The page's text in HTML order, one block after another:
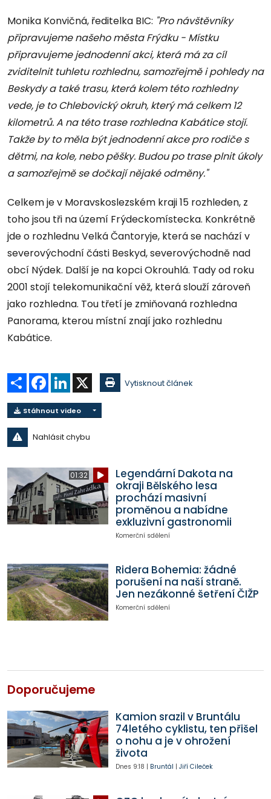
Monika Konvičná, ředitelka BIC: "Pro návštěvníky
připravujeme našeho města Frýdku - Místku
připravujeme jednodenní akci, která má za cíl
zviditelnit tuhletu rozhlednu, samozřejmě i pohledy na
Beskydy a také trasu, která kolem této rozhledny
vede, je to Chlebovický okruh, který má celkem 12
kilometrů. A na této trase rozhledna Kabátice stojí.
Takže by to měla být jednodenní akce pro rodiče s
dětmi, na kole, nebo pěšky. Budou po trase plnit úkoly
a samozřejmě se dočkají nějaké odměny."
Celkem je v Moravskoslezském kraji 15 rozhleden, z
toho jsou tři na území Frýdeckomístecka. Konkrétně
jde o rozhlednu Velká Čantoryje, která se nachází v
severovýchodní části Beskyd, severovýchodně nad
obcí Nýdek. Další je na kopci Okrouhlá. Tady od roku
2001 stojí telekomunikační věž, která slouží zároveň
jako rozhledna. Tou třetí je zmiňovaná rozhledna
Panorama, kterou místní znají jako rozhlednu
Kabátice.
Sdílet Facebook
LinkedIn Vytisknout článek
Stáhnout video
Nahlásit chybu
01:32
Legendární Dakota na
okraji Bělského lesa
prochází masivní
proměnou a nabídne
exkluzivní gastronomii
Komerční sdělení
Ridera Bohemia: žádné
porušení na naší straně.
Jen nezákonné šetření ČIŽP
Komerční sdělení
Doporučujeme
Kamion srazil v Bruntálu
74letého cyklistu, ten přišel
o nohu a je v ohrožení
života
Dnes 9:18 | Bruntál | Jiří Cileček